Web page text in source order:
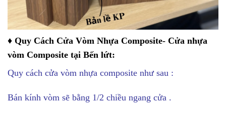
♦ Quy Cách Cửa Vòm Nhựa Composite- Cửa nhựa
vòm Composite tại Bến lứt:
Quy cách cửa vòm nhựa composite như sau :
Bán kính vòm sẽ bằng 1/2 chiều ngang cửa .